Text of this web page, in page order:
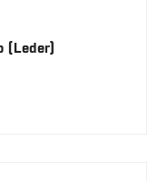
(Leder)